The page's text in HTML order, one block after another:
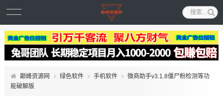
巅峰资源网 绿色软件 手机软件
微商助手v3.1.8僵尸粉检测等功
能破解版